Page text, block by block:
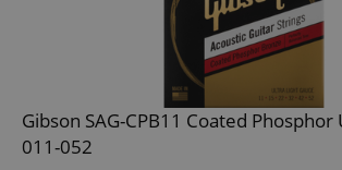
Gibson SAG-CPB11 Coated
011-052